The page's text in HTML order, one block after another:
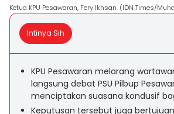
Ketua KPU Pesawaran, Fery Ikhsan. (IDN Times/
Intinya Sih
KPU Pesawaran melarang
langsung debat PSU Pilbup
menciptakan suasana kondusif
Keputusan tersebut juga